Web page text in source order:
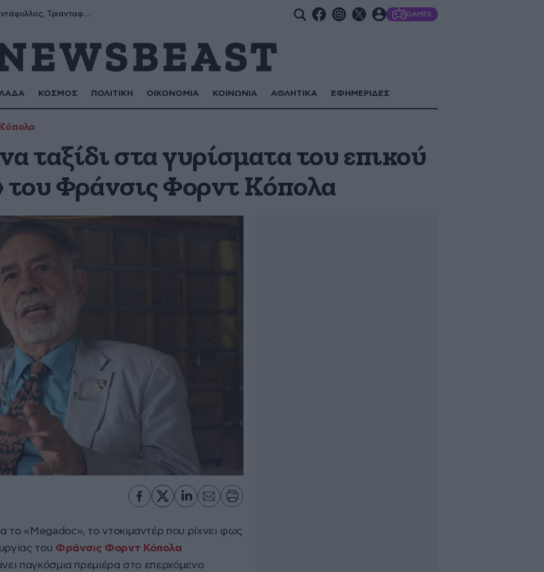
Μύρων, Τριαντάφυλλος, Τριανταφυλλιά, Φυλλιώ, Ρόζα GAMES
ΚΟΣΜΟΣ ΠΟΛΙΤΙΚΗ ΟΙΚΟΝΟΜΙΑ ΚΟΙΝΩΝΙΑ ΑΘΛΗΤΙΚΑ ΕΦΗΜΕΡΙΔΕΣ
ταξίδι στα γυρίσματα του επικού
του Φράνσις Φορντ Κόπολα
«Megadoc», το ντοκιμαντέρ που ρίχνει φως
του Φράνσις Φορντ Κόπολα
παγκόσμια πρεμιέρα στο επερχόμενο